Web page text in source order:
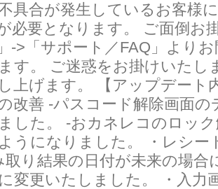
具合が発生しているお客様
必要となります。 ご面倒お
->「サポート／FAQ」より
す。 ご迷惑をお掛けいたし
上げます。 【アップデート
改善 -パスコード解除画面
した。 -おカネレコのロック
うになりました。 ・レシー
取り結果の日付が未来の場合
変更いたしました。 ・入力